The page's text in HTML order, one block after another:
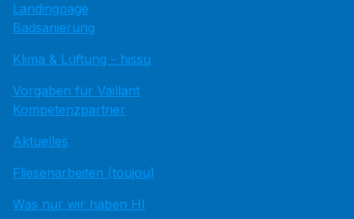
Landingpage
Badsanierung
Klima & Lüftung - hissu
Vorgaben für Vaillant
Kompetenzpartner
Aktuelles
Fliesenarbeiten (toujou)
Was nur wir haben HI